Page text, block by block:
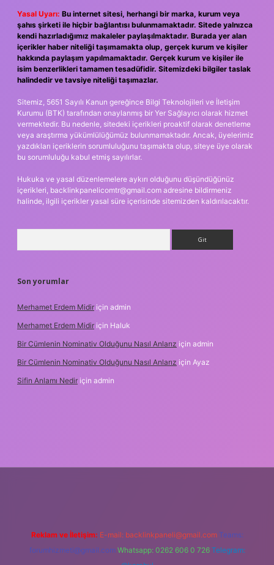
Yasal Uyarı: Bu internet sitesi, herhangi bir marka, kurum veya
şahıs şirketi ile hiçbir bağlantısı bulunmamaktadır. Sitede yalnızca
kendi hazırladığımız makaleler paylaşılmaktadır. Burada yer alan
içerikler haber niteliği taşımamakta olup, gerçek kurum ve kişiler
hakkında paylaşım yapılmamaktadır. Gerçek kurum ve kişiler ile
isim benzerlikleri tamamen tesadüfidir. Sitemizdeki bilgiler taslak
halindedir ve tavsiye niteliği taşımazlar.
Sitemiz, 5651 Sayılı Kanun gereğince Bilgi Teknolojileri ve İletişim
Kurumu (BTK) tarafından onaylanmış bir Yer Sağlayıcı olarak hizmet
vermektedir. Bu nedenle, sitedeki içerikleri proaktif olarak denetleme
veya araştırma yükümlülüğümüz bulunmamaktadır. Ancak, üyelerimiz
yazdıkları içeriklerin sorumluluğunu taşımakta olup, siteye üye olarak
bu sorumluluğu kabul etmiş sayılırlar.
Hukuka ve yasal düzenlemelere aykırı olduğunu düşündüğünüz
içerikleri, backlinkpanelicomtr@gmail.com adresine bildirmeniz
halinde, ilgili içerikler yasal süre içerisinde sitemizden kaldırılacaktır.
Son yorumlar
Merhamet Erdem Midir için admin
Merhamet Erdem Midir için Haluk
Bir Cümlenin Nominativ Olduğunu Nasıl Anlarız için admin
Bir Cümlenin Nominativ Olduğunu Nasıl Anlarız için Ayaz
Sifin Anlamı Nedir için admin
Reklam ve İletişim: E-mail: backlinkpaneli@gmail.com Teams:
forumhizmeti@gmail.com Whatsapp: 0262 606 0 726 Telegram: